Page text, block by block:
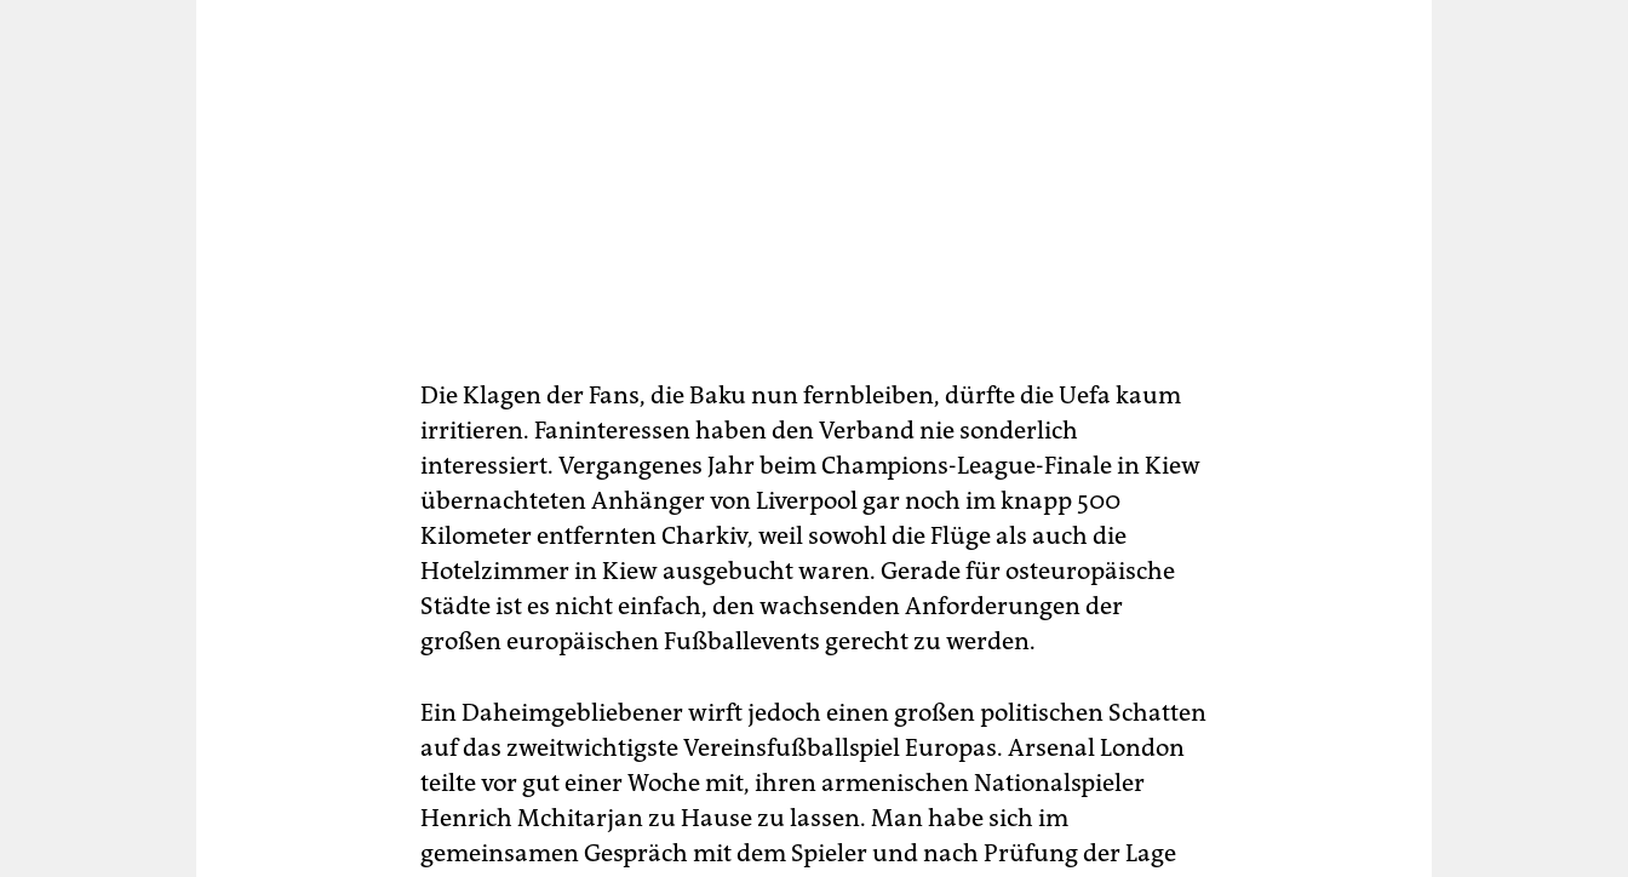
Die Klagen der Fans, die Baku nun fernbleiben, dürfte die Uefa kaum
irritieren. Faninteressen haben den Verband nie sonderlich
interessiert. Vergangenes Jahr beim Champions-League-Finale in Kiew
übernachteten Anhänger von Liverpool gar noch im knapp 500
Kilometer entfernten Charkiv, weil sowohl die Flüge als auch die
Hotelzimmer in Kiew ausgebucht waren. Gerade für osteuropäische
Städte ist es nicht einfach, den wachsenden Anforderungen der
großen europäischen Fußballevents gerecht zu werden.
Ein Daheimgebliebener wirft jedoch einen großen politischen Schatten
auf das zweitwichtigste Vereinsfußballspiel Europas. Arsenal London
teilte vor gut einer Woche mit, ihren armenischen Nationalspieler
Henrich Mchitarjan zu Hause zu lassen. Man habe sich im
gemeinsamen Gespräch mit dem Spieler und nach Prüfung der Lage